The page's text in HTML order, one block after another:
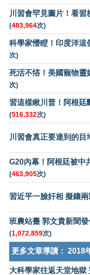
川習會罕見圖片！看習
(483,964次)
科學家懵瞪！印度洋這
次)
死活不悋！美國寵物靈
次)
習這樣瞅川普！阿根廷
(516,332次)
川習會真正要達到的目
G20內幕！阿根廷被中
(463,905次)
習近平一臉奸相 擬鑲
班農站臺 郭文貴新聞
(1,072,859次)
更多文章導讀： 2018
大科學家往返天堂地獄